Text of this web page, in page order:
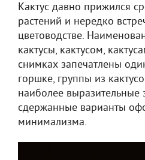
Кактус давно прижился
растений и нередко
цветоводстве.
кактусы, кактусом,
снимках запечатлены
горшке, группы из
наиболее выразительные
сдержанные варианты
минимализма.